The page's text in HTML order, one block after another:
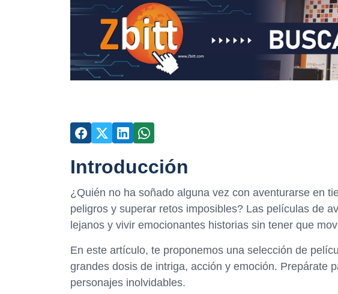
Introducción
¿Quién no ha soñado alguna vez con aventurarse en
peligros y superar retos imposibles? Las películas de
lejanos y vivir emocionantes historias sin tener que
En este artículo, te proponemos una selección de
grandes dosis de intriga, acción y emoción. Prepárate
personajes inolvidables.